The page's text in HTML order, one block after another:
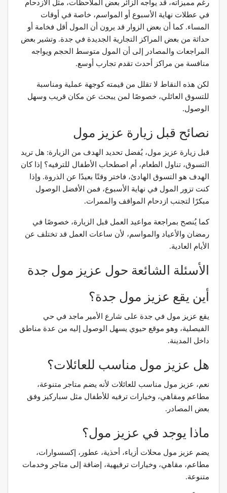
رغم مميزاته، قد يواجه الزائر بعض الملاحظات، مثل الازدحام
في عطلات نهاية الأسبوع أو المواسم، خاصة في أوقات
المساء. كما أن بعض الزوار قد يرون أن المول أقل فخامة أو
حداثة من بعض المراكز التجارية الجديدة في جدة. وتشير بعض
المراجعات والمصادر إلى أن المول متوسط الحجم ويواجه
منافسة من مراكز أحدث تقدم تجارب أوسع.
لكن هذه النقاط لا تقلل من قيمته كوجهة عملية ومناسبة
للتسوق العائلي، خصوصًا لمن يبحث عن مكان قريب وسهل
الوصول.
نصائح قبل زيارة عزيز مول
قبل زيارة عزيز مول، يُفضل تحديد الهدف من الزيارة: هل تريد
التسوق، تناول الطعام، أم اصطحاب الأطفال للترفيه؟ إذا كان
الهدف هو التسوق الهادئ، فاختر وقتًا بعيدًا عن الذروة. وإذا
كنت تزور المول في نهاية الأسبوع، فمن الأفضل الوصول
مبكرًا لتجنب ازدحام المواقف والممرات.
كما يُنصح بمراجعة مواعيد العمل قبل الزيارة، خصوصًا في
رمضان والأعياد والمواسم، لأن ساعات العمل قد تختلف عن
الأيام العادية.
الأسئلة الشائعة حول عزيز مول جدة
أين يقع عزيز مول جدة؟
يقع عزيز مول في جدة على شارع الأمير ماجد في حي
الفيصلية، وهو موقع حيوي يسهل الوصول إليه من عدة مناطق
داخل المدينة.
هل عزيز مول مناسب للعائلات؟
نعم، عزيز مول مناسب للعائلات لأنه يضم متاجر متنوعة،
مطاعم ومقاهي، وخيارات ترفيه للأطفال مثل سباركيز وفق
بعض المصادر.
ماذا يوجد في عزيز مول؟
يضم عزيز مول محلات أزياء، أحذية، عطور، إكسسوارات،
مطاعم، مقاهي، وخيارات ترفيهية، إضافة إلى متاجر وخدمات
متنوعة.